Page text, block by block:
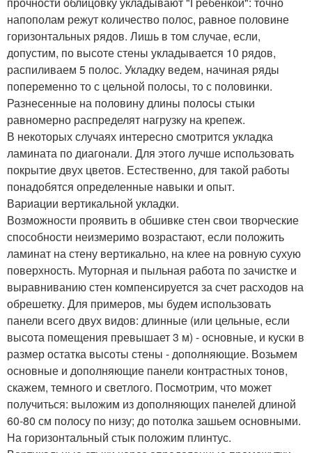
напополам режут количество полос, равное половине
горизонтальных рядов. Лишь в том случае, если,
допустим, по высоте стены укладывается 10 рядов,
распиливаем 5 полос. Укладку ведем, начиная ряды
попеременно то с цельной полосы, то с половинки.
Разнесенные на половину длины полосы стыки
равномерно распределят нагрузку на крепеж.
В некоторых случаях интересно смотрится укладка
ламината по диагонали. Для этого лучше использовать
покрытие двух цветов. Естественно, для такой работы
понадобятся определенные навыки и опыт.
Вариации вертикальной укладки.
Возможности проявить в обшивке стен свои творческие
способности неизмеримо возрастают, если положить
ламинат на стену вертикально, на клее на ровную сухую
поверхность. Муторная и пыльная работа по зачистке и
выравниванию стен компенсируется за счет расходов на
обрешетку. Для примеров, мы будем использовать
панели всего двух видов: длинные (или цельные, если
высота помещения превышает 3 м) - основные, и куски в
размер остатка высоты стены - дополняющие. Возьмем
основные и дополняющие панели контрастных тонов,
скажем, темного и светлого. Посмотрим, что может
получиться: выложим из дополняющих панелей длиной
60-80 см полосу по низу; до потолка зашьем основными.
На горизонтальный стык положим плинтус.